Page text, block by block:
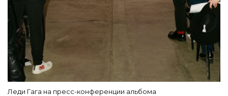
Леди Гага на пресс-конференции альбома